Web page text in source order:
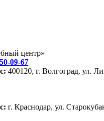
центр»
50-09-67
400120, г. Волгоград, ул.
г. Краснодар, ул.